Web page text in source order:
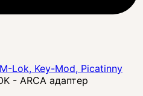
Lok, Key-Mod, Picatinny
- ARCA адаптер